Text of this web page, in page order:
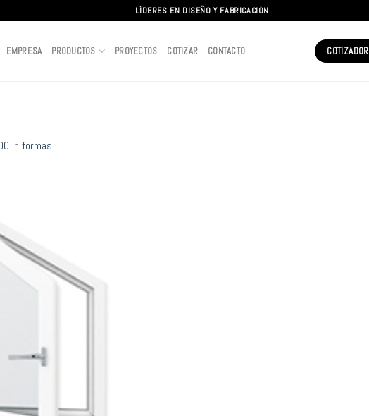
LÍDERES EN DISEÑO Y FABRICACIÓN.
EMPRESA PRODUCTOS PROYECTOS COTIZAR CONTACTO COTIZADOR
in formas